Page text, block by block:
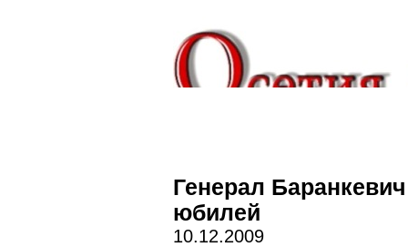
Генерал
юбилей
10.12.2009